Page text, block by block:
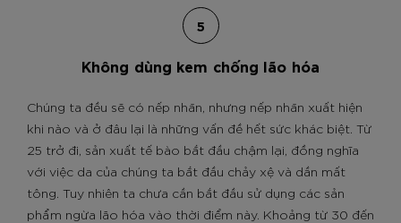
5
Không dùng kem chống lão hóa
Chúng ta đều sẽ có nếp nhăn, nhưng nếp nhăn xuất hiện
khi nào và ở đâu lại là những vấn đề hết sức khác biệt. Từ
25 trở đi, sản xuất tế bào bắt đầu chậm lại, đồng nghĩa
với việc da của chúng ta bắt đầu chảy xệ và dần mất
tông. Tuy nhiên ta chưa cần bắt đầu sử dụng các sản
phẩm ngừa lão hóa vào thời điểm này. Khoảng từ 30 đến